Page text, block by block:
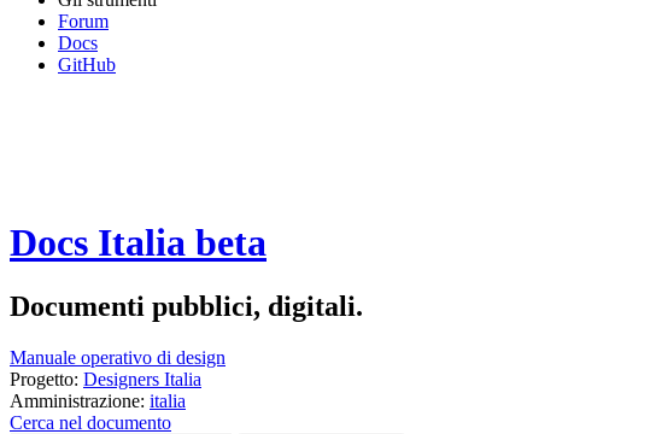
Forum
Docs
GitHub
Docs Italia beta
Documenti pubblici, digitali.
Manuale operativo di design
Progetto: Designers Italia
Amministrazione: italia
Cerca nel documento